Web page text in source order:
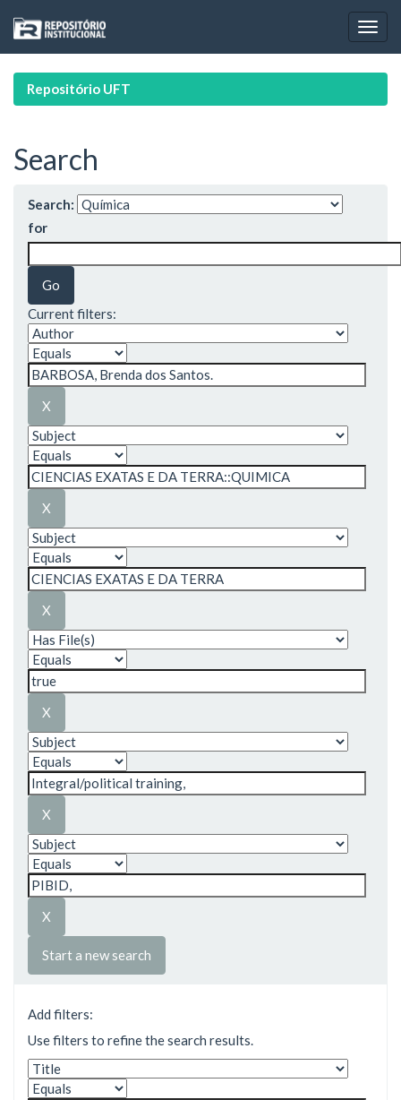
navigation
Repositório UFT
Search
Search:
for
Current filters:
Start a new search
Add filters:
Use filters to refine the search results.